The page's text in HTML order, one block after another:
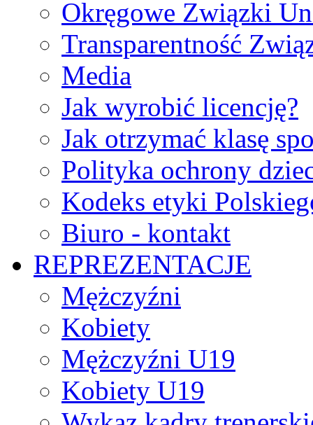
Okręgowe Związki
Transparentność
Media
Jak wyrobić licencję?
Jak otrzymać klasę
Polityka ochrony
Kodeks etyki
Biuro - kontakt
REPREZENTACJE
Mężczyźni
Kobiety
Mężczyźni U19
Kobiety U19